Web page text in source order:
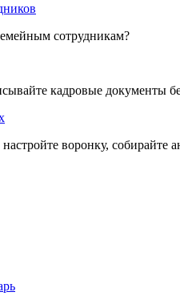
сотрудникам?
кадровые документы
воронку, собирайте